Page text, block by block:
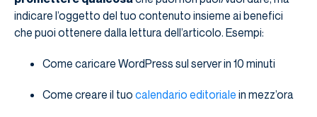
indicare l’oggetto del tuo contenuto insieme ai benefici
che puoi ottenere dalla lettura dell’articolo. Esempi:
Come caricare WordPress sul server in 10 minuti
Come creare il tuo calendario editoriale in mezz’ora